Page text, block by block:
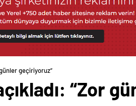
geçiriyoruz”
“Zor